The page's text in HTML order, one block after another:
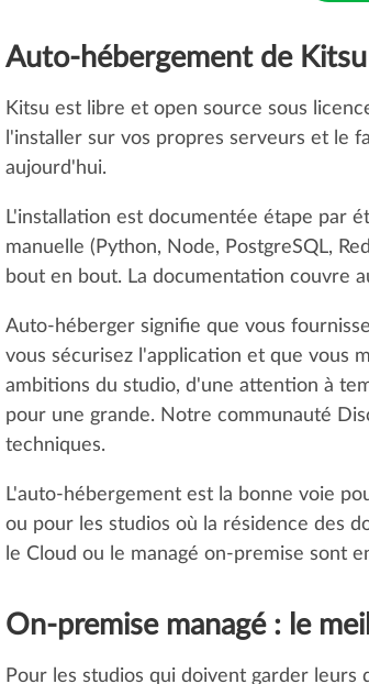
Auto-hébergement de Kitsu
Kitsu est libre et open source sous
l'installer sur vos propres serveurs et le
aujourd'hui.
L'installation est documentée étape par
manuelle (Python, Node, PostgreSQL,
bout en bout. La documentation couvre
Auto-héberger signifie que vous
vous sécurisez l'application et que vous
ambitions du studio, d'une attention à
pour une grande. Notre communauté
techniques.
L'auto-hébergement est la bonne voie
ou pour les studios où la résidence des
le Cloud ou le managé on-premise sont
On-premise managé : le
Pour les studios qui doivent garder